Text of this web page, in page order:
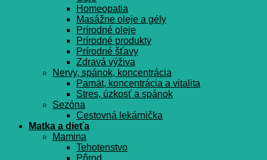
Homeopatia
Masážne oleje a gély
Prírodné oleje
Prírodné produkty
Prírodné šťavy
Zdravá výživa
Nervy, spánok, koncentrácia
Pamät, koncentrácia a vitalita
Stres, úzkosť a spánok
Sezóna
Cestovná lekárnička
Matka a dieťa
Mamina
Tehotenstvo
Pôrod